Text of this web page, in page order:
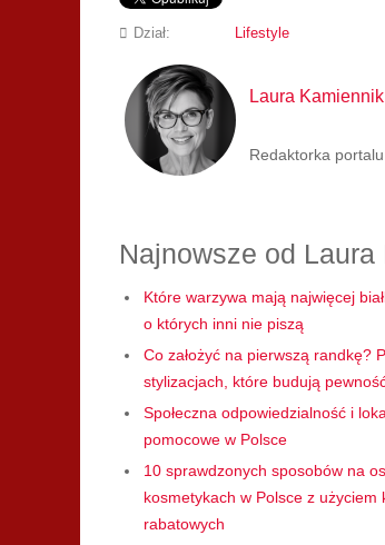
Dział: Lifestyle
Laura Kamiennik
Redaktorka
Najnowsze od Laura
Które warzywa mają najwięcej
o których inni nie piszą
Co założyć na pierwszą randkę?
stylizacjach, które budują
Społeczna odpowiedzialność i
pomocowe w Polsce
10 sprawdzonych sposobów na
kosmetykach w Polsce z użyciem
rabatowych